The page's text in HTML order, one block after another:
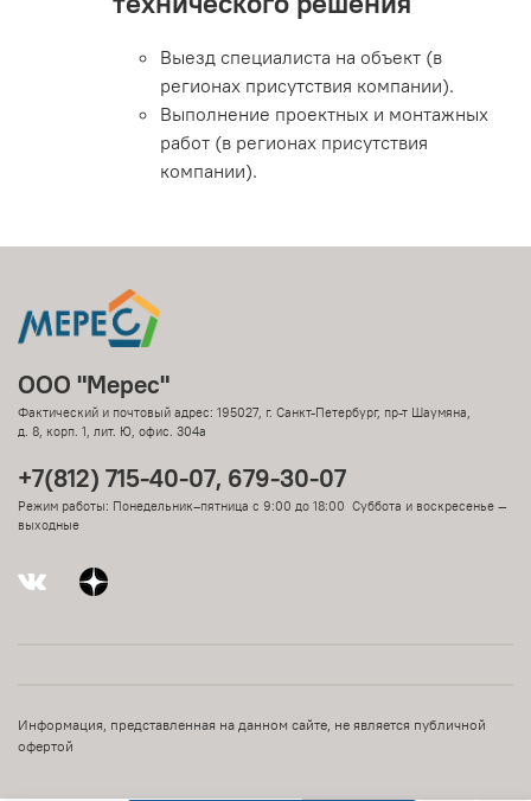
Выезд специалиста на объект (в
регионах присутствия компании).
Выполнение проектных и монтажных
работ (в регионах присутствия
компании).
ООО "Мерес"
Фактический и почтовый адрес: 195027, г. Санкт-Петербург, пр-т Шаумяна,
д. 8, корп. 1, лит. Ю, офис. 304а
+7(812) 715-40-07, 679-30-07
Режим работы: Понедельник–пятница с 9:00 до 18:00 Суббота и воскресенье —
выходные
Информация, представленная на данном сайте, не является публичной
офертой